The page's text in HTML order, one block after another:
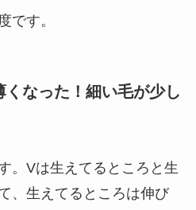
です。
なった！細い毛が少し
。Vは生えてるところと生
、生えてるところは伸び